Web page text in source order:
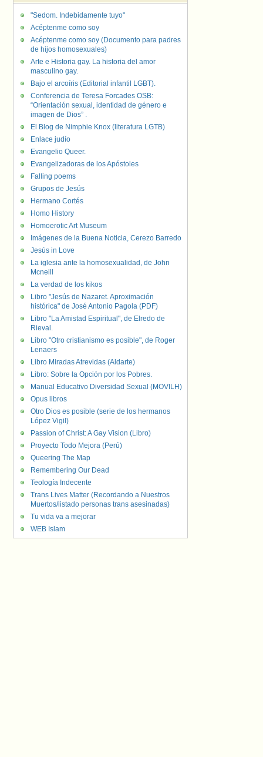
"Sedom. Indebidamente tuyo"
Acéptenme como soy
Acéptenme como soy (Documento para padres
de hijos homosexuales)
Arte e Historia gay. La historia del amor
masculino gay.
Bajo el arcoíris (Editorial infantil LGBT).
Conferencia de Teresa Forcades OSB:
“Orientación sexual, identidad de género e
imagen de Dios” .
El Blog de Nimphie Knox (literatura LGTB)
Enlace judío
Evangelio Queer.
Evangelizadoras de los Apóstoles
Falling poems
Grupos de Jesús
Hermano Cortés
Homo History
Homoerotic Art Museum
Imágenes de la Buena Noticia, Cerezo Barredo
Jesús in Love
La iglesia ante la homosexualidad, de John
Mcneill
La verdad de los kikos
Libro "Jesús de Nazaret. Aproximación
histórica" de José Antonio Pagola (PDF)
Libro "La Amistad Espiritual", de Elredo de
Rieval.
Libro "Otro cristianismo es posible", de Roger
Lenaers
Libro Miradas Atrevidas (Aldarte)
Libro: Sobre la Opción por los Pobres.
Manual Educativo Diversidad Sexual (MOVILH)
Opus libros
Otro Dios es posible (serie de los hermanos
López Vigil)
Passion of Christ: A Gay Vision (Libro)
Proyecto Todo Mejora (Perú)
Queering The Map
Remembering Our Dead
Teología Indecente
Trans Lives Matter (Recordando a Nuestros
Muertos/listado personas trans asesinadas)
Tu vida va a mejorar
WEB Islam